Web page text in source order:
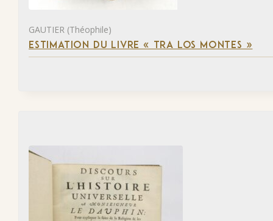
GAUTIER (Théophile)
ESTIMATION DU LIVRE « TRA LOS MONTES »